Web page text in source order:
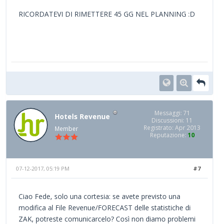
RICORDATEVI DI RIMETTERE 45 GG NEL PLANNING :D
Hotels Revenue
Member
Messaggi: 71
Discussioni: 11
Registrato: Apr 2013
Reputazione: 10
#7
07-12-2017, 05:19 PM
Ciao Fede, solo una cortesia: se avete previsto una
modifica al File Revenue/FORECAST delle statistiche di
ZAK, potreste comunicarcelo? Così non diamo problemi